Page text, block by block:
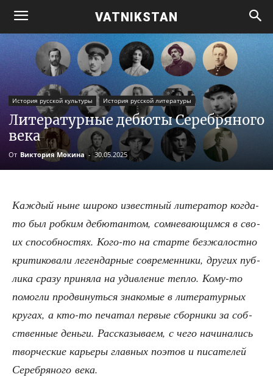
VATNIKSTAN
История русской культуры История русской литературы
Литературные дебюты Серебряного
века
От Виктория Мокина - 30.05.2025
Каж­дый ныне широ­ко извест­ный лите­ра­тор когда-
то был роб­ким дебю­тан­том, сомне­ва­ю­щим­ся в сво­
их спо­соб­но­стях. Кого-то на стар­те без­жа­лост­но
кри­ти­ко­ва­ли леген­дар­ные совре­мен­ни­ки, дру­гих пуб­
ли­ка сра­зу при­ня­ла на удив­ле­ние теп­ло. Кому-то
помог­ли про­дви­нуть­ся зна­ко­мые в лите­ра­тур­ных
кру­гах, а кто-то печа­тал пер­вые сбор­ни­ки за соб­
ствен­ные день­ги. Рас­ска­зы­ва­ем, с чего начи­на­лись
твор­че­ские карье­ры глав­ных поэтов и писа­те­лей
Сереб­ря­но­го века.